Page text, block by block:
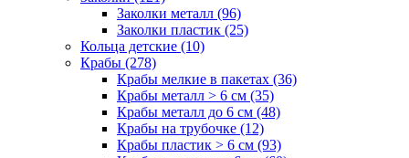
Заколки металл (96)
Заколки пластик (25)
Кольца детские (10)
Крабы (278)
Крабы мелкие в пакетах (36)
Крабы металл > 6 см (35)
Крабы металл до 6 см (48)
Крабы на трубочке (12)
Крабы пластик > 6 см (93)